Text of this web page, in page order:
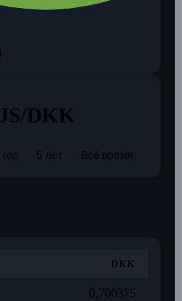
DKK
год 5 лет Всё время
DKK
0,700375